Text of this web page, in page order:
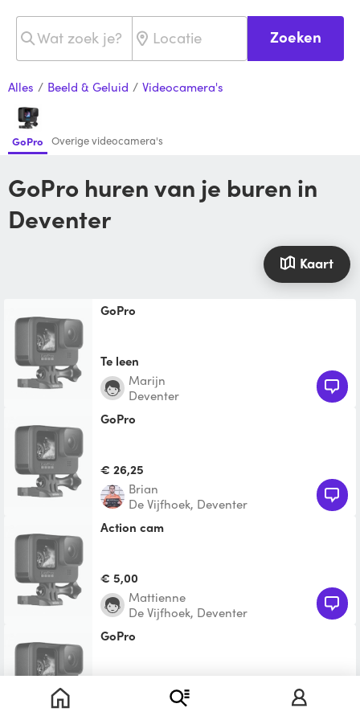
Zoeken
Alles / Beeld & Geluid / Videocamera's
GoPro Overige videocamera's
GoPro huren van je buren in
Deventer
Kaart
GoPro
Te leen
Marijn
Deventer
GoPro
€ 26,25
Brian
De Vijfhoek, Deventer
Action cam
€ 5,00
Mattienne
De Vijfhoek, Deventer
GoPro